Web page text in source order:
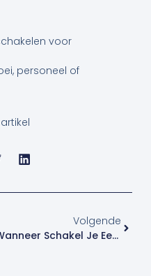
voor
personeel of
Volgende
Wanneer Schakel Je Een Financieel Adviseur In? 6 Momenten Waarop Het Écht Loont